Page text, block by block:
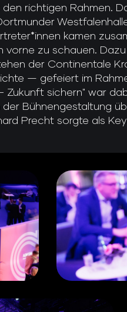
den richtigen Rahmen.
kamen
vorne zu schauen.
der Continentale
— gefeiert im
Zukunft sichern" war
Bühnengestaltung
Precht sorgte als